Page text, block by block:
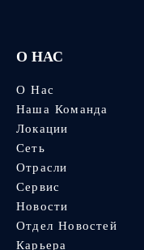
О НАС
О Нас
Наша Команда
Локации
Сеть
Отрасли
Сервис
Новости
Отдел Новостей
Карьера